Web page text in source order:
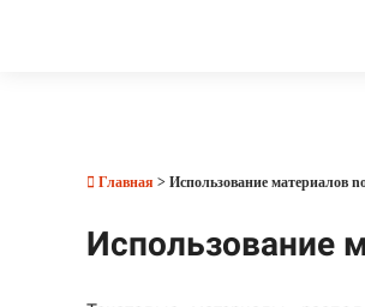
Главная > Использование материалов
Использование